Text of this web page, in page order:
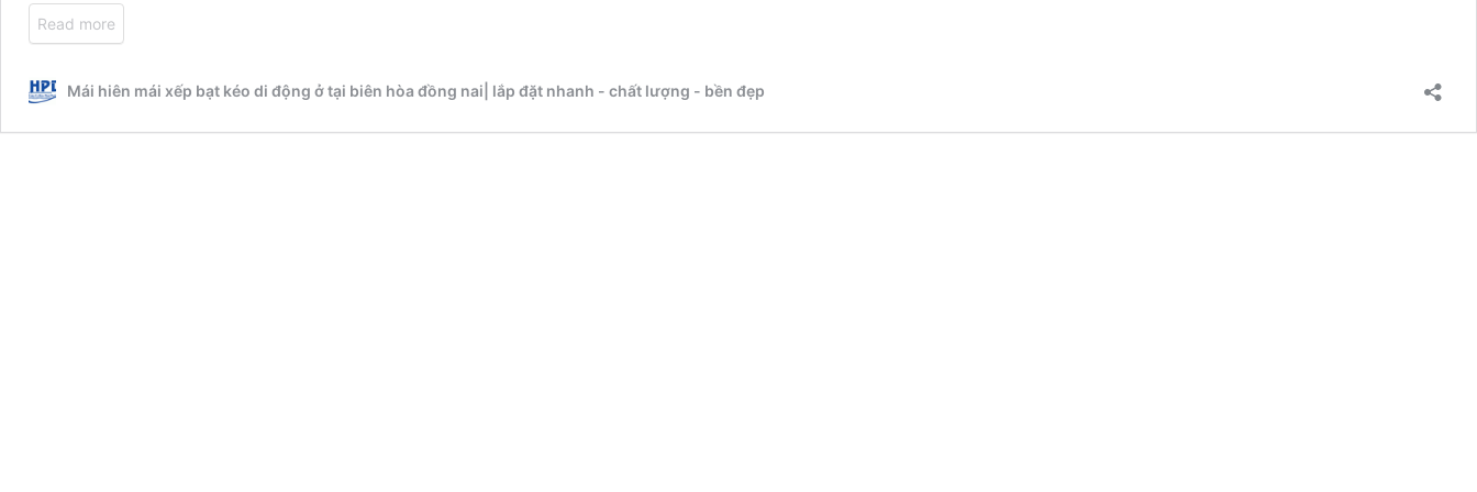
Read more
Mái hiên mái xếp bạt kéo di động ở tại biên hòa đồng nai| lắp đặt nhanh - chất lượng - bền đẹp